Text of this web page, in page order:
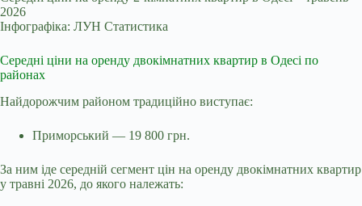
2026
Інфографіка: ЛУН Статистика
Середні ціни на оренду двокімнатних квартир в Одесі по
районах
Найдорожчим районом традиційно виступає:
Приморський — 19 800 грн.
За ним іде середній сегмент цін на оренду двокімнатних квартир
у травні 2026, до якого належать: